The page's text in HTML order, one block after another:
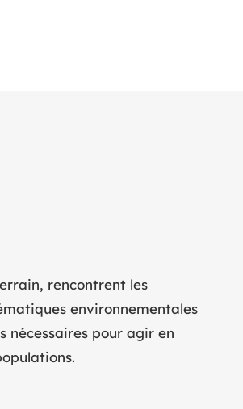
rencontrent les
environnementales
nécessaires pour agir en